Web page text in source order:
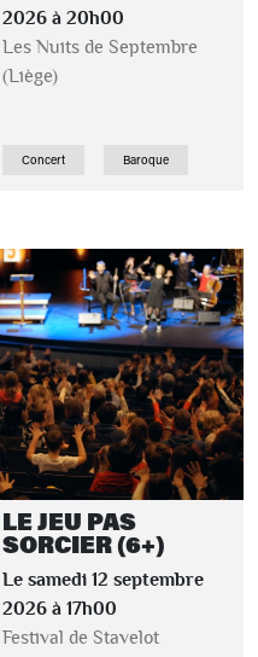
2026 à 20h00
Les Nuits de Septembre
(Liège)
Concert Baroque
LE JEU PAS
SORCIER (6+)
Le samedi 12 septembre
2026 à 17h00
Festival de Stavelot